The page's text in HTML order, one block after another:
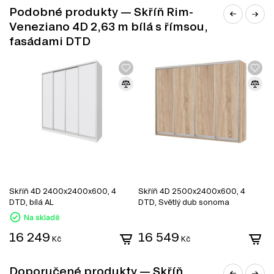
Informace o sérii nábytku
Tento produkt je prvkem modulového systému (série
skládá z 17 produktů, které zahrnují různé kategorie:
Podobné produkty — Skříň Rim-
Veneziano 4D 2,63 m bílá s římsou,
fasádami DTD
Skříň 4D 2400x2400x600, 4
DTD, bílá AL
Na skladě
16 249 Kč
Skříň 4D 2500x2400x600, 4
DTD, Světlý dub sonoma
16 549 Kč
Doporučené produkty — Skříň